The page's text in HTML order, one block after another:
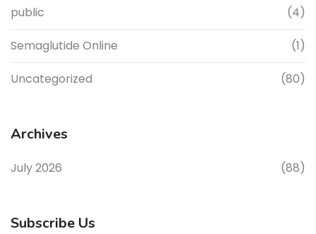
public (4)
Semaglutide Online (1)
Uncategorized (80)
Archives
July 2026 (88)
Subscribe Us